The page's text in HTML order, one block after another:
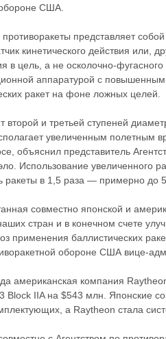
США.
противоракеты представляет
кинетического действия или,
в цель, а не осколочно-
аппаратурой с
ракет на фоне ложных целей.
второй и третьей ступеней
увеличенным полетным
объяснил представитель
Использование увеличенного
ракеты в 1,5 раза — примерно до
совместно японской и
стран и в конечном счете
применения баллистических
обороне США вице-
американская компания
Block IIA на $543 млн. Японские
а Raytheon стала